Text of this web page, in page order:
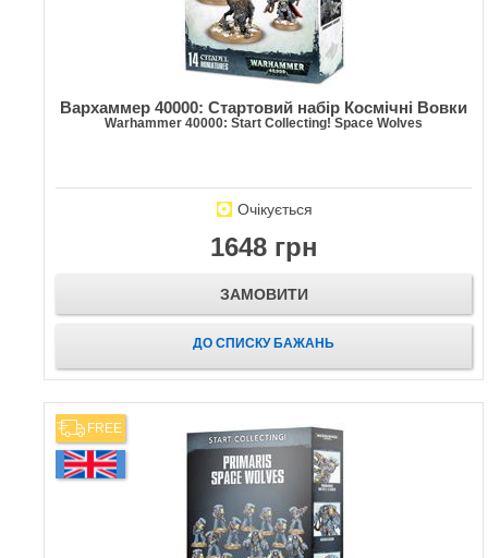
Вархаммер 40000: Стартовий набір Космічні Вовки
Warhammer 40000: Start Collecting! Space Wolves
Очікується
1648 грн
ЗАМОВИТИ
ДО СПИСКУ БАЖАНЬ
FREE